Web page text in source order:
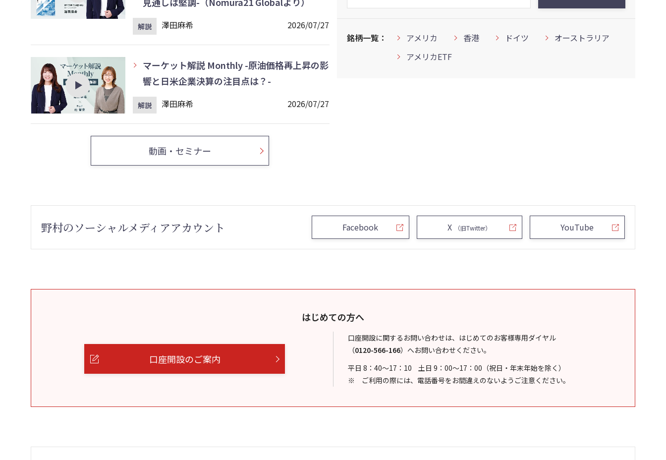
解説 澤田麻希 2026/07/27
マーケット解説 Monthly -原油価格再上昇の影
響と日米企業決算の注目点は？-
解説 澤田麻希 2026/07/27
動画・セミナー
銘柄一覧： アメリカ 香港 ドイツ
オーストラリア
アメリカETF
野村のソーシャルメディアアカウント Facebook X （旧Twitter） YouTube
はじめての方へ
口座開設のご案内
口座開設に関するお問い合わせは、はじめてのお客様専用ダイヤル
（0120-566-166） へお問い合わせください。
平日 8：40～17：10
土日 9：00～17：00（祝日・年末年始を除く）
ご利用の際には、電話番号をお間違えのないようご注意ください。